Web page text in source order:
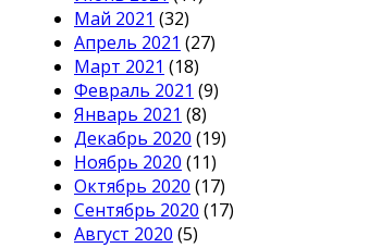
Май 2021 (32)
Апрель 2021 (27)
Март 2021 (18)
Февраль 2021 (9)
Январь 2021 (8)
Декабрь 2020 (19)
Ноябрь 2020 (11)
Октябрь 2020 (17)
Сентябрь 2020 (17)
Август 2020 (5)